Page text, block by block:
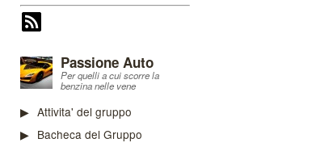
Passione Auto
Per quelli a cui scorre la
benzina nelle vene
Attivita' del gruppo
Bacheca del Gruppo